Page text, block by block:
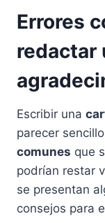
Errores
redactar
Escribir una
parecer
comunes que
podrían restar
se presentan
consejos para